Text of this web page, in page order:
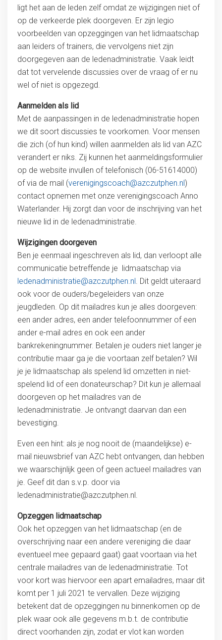
ligt het aan de leden zelf omdat ze wijzigingen niet of
op de verkeerde plek doorgeven. Er zijn legio
voorbeelden van opzeggingen van het lidmaatschap
aan leiders of trainers, die vervolgens niet zijn
doorgegeven aan de ledenadministratie. Vaak leidt
dat tot vervelende discussies over de vraag of er nu
wel of niet is opgezegd.
Aanmelden als lid
Met de aanpassingen in de ledenadministratie hopen
we dit soort discussies te voorkomen. Voor mensen
die zich (of hun kind) willen aanmelden als lid van AZC
verandert er niks. Zij kunnen het aanmeldingsformulier
op de website invullen of telefonisch (06-51614000)
of via de mail (verenigingscoach@azczutphen.nl)
contact opnemen met onze verenigingscoach Anno
Waterlander. Hij zorgt dan voor de inschrijving van het
nieuwe lid in de ledenadministratie.
Wijzigingen doorgeven
Ben je eenmaal ingeschreven als lid, dan verloopt alle
communicatie betreffende je lidmaatschap via
ledenadministratie@azczutphen.nl. Dit geldt uiteraard
ook voor de ouders/begeleiders van onze
jeugdleden. Op dit mailadres kun je alles doorgeven:
een ander adres, een ander telefoonnummer of een
ander e-mail adres en ook een ander
bankrekeningnummer. Betalen je ouders niet langer je
contributie maar ga je die voortaan zelf betalen? Wil
je je lidmaatschap als spelend lid omzetten in niet-
spelend lid of een donateurschap? Dit kun je allemaal
doorgeven op het mailadres van de
ledenadministratie. Je ontvangt daarvan dan een
bevestiging.
Even een hint: als je nog nooit de (maandelijkse) e-
mail nieuwsbrief van AZC hebt ontvangen, dan hebben
we waarschijnlijk geen of geen actueel mailadres van
je. Geef dit dan s.v.p. door via
ledenadministratie@azczutphen.nl.
Opzeggen lidmaatschap
Ook het opzeggen van het lidmaatschap (en de
overschrijving naar een andere vereniging die daar
eventueel mee gepaard gaat) gaat voortaan via het
centrale mailadres van de ledenadministratie. Tot
voor kort was hiervoor een apart emailadres, maar dit
komt per 1 juli 2021 te vervallen. Deze wijziging
betekent dat de opzeggingen nu binnenkomen op de
plek waar ook alle gegevens m.b.t. de contributie
direct voorhanden zijn, zodat er vlot kan worden